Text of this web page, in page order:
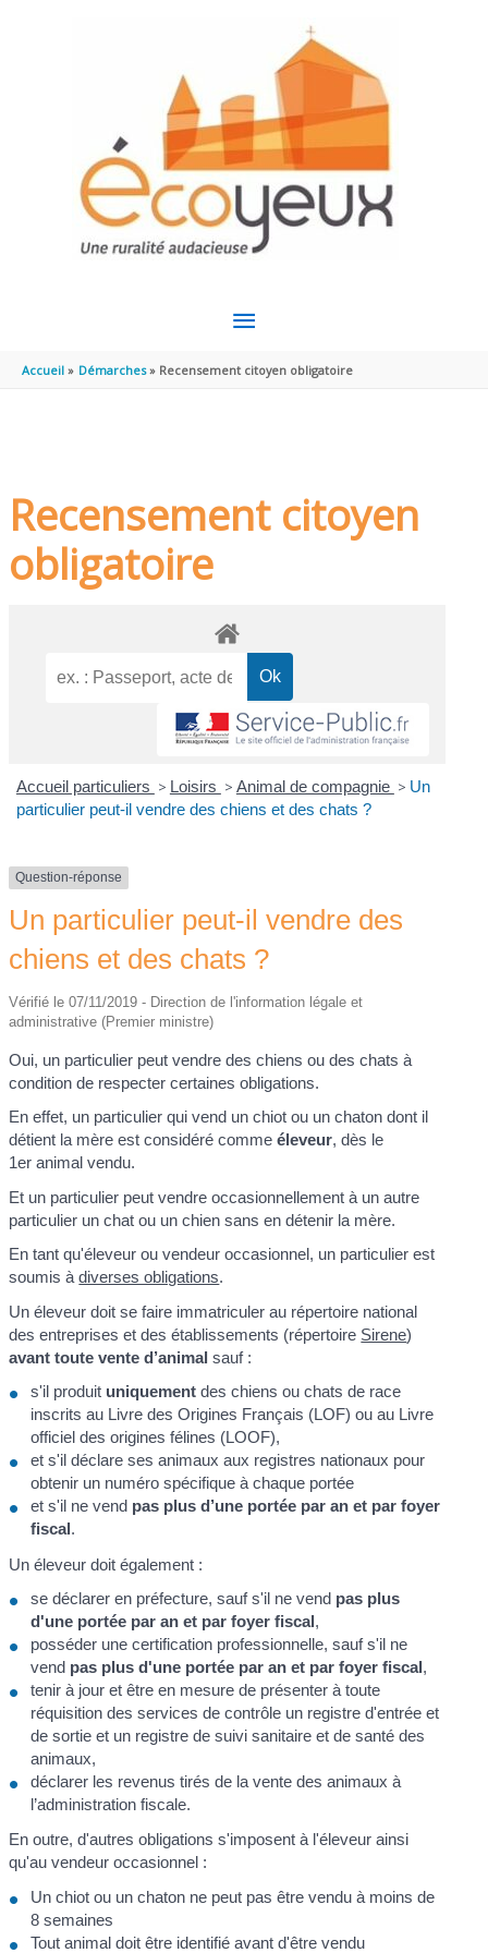
MENU
PRINCIPAL
Accueil Démarches Recensement citoyen obligatoire
Recensement citoyen
obligatoire
Accueil particuliers > Loisirs > Animal de compagnie > Un
particulier peut-il vendre des chiens et des chats ?
Question-réponse
Un particulier peut-il vendre des
chiens et des chats ?
Vérifié le 07/11/2019 - Direction de l'information légale et
administrative (Premier ministre)
Oui, un particulier peut vendre des chiens ou des chats à
condition de respecter certaines obligations.
En effet, un particulier qui vend un chiot ou un chaton dont il
détient la mère est considéré commeéleveur, dès le
1er animal vendu.
Et un particulier peut vendre occasionnellement à un autre
particulier un chat ou un chien sans en détenir la mère.
En tant qu'éleveur ou vendeur occasionnel, un particulier est
soumis àdiverses obligations.
Un éleveur doit se faire immatriculer au répertoire national
des entreprises et des établissements (répertoire Sirene)
avant toute vente d’animal sauf :
s'il produit uniquement des chiens ou chats de race
inscrits au Livre des Origines Français (LOF) ou au Livre
officiel des origines félines (LOOF),
et s'il déclare ses animaux aux registres nationaux pour
obtenir un numéro spécifique à chaque portée
et s'il ne vend pas plus d’une portée par an et par foyer
fiscal.
Un éleveur doit également :
se déclarer en préfecture, sauf s'il ne vend pas plus
d'une portée par an et par foyer fiscal,
posséder une certification professionnelle, sauf s'il ne
vend pas plus d'une portée par an et par foyer fiscal,
tenir à jour et être en mesure de présenter à toute
réquisition des services de contrôle un registre d'entrée et
de sortie et un registre de suivi sanitaire et de santé des
animaux,
déclarer les revenus tirés de la vente des animaux à
l’administration fiscale.
En outre, d'autres obligations s'imposent à l'éleveur ainsi
qu'au vendeur occasionnel :
Un chiot ou un chaton ne peut pas être vendu à moins de
8 semaines
Tout animal doit être identifié avant d'être vendu